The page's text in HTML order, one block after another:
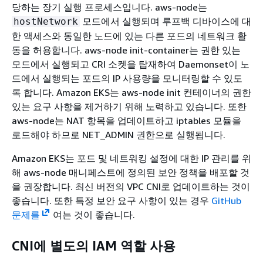
당하는 장기 실행 프로세스입니다. aws-node는
hostNetwork 모드에서 실행되며 루프백 디바이스에 대
한 액세스와 동일한 노드에 있는 다른 포드의 네트워크 활
동을 허용합니다. aws-node init-container는 권한 있는
모드에서 실행되고 CRI 소켓을 탑재하여 Daemonset이 노
드에서 실행되는 포드의 IP 사용량을 모니터링할 수 있도
록 합니다. Amazon EKS는 aws-node init 컨테이너의 권한
있는 요구 사항을 제거하기 위해 노력하고 있습니다. 또한
aws-node는 NAT 항목을 업데이트하고 iptables 모듈을
로드해야 하므로 NET_ADMIN 권한으로 실행됩니다.
Amazon EKS는 포드 및 네트워킹 설정에 대한 IP 관리를 위
해 aws-node 매니페스트에 정의된 보안 정책을 배포할 것
을 권장합니다. 최신 버전의 VPC CNI로 업데이트하는 것이
좋습니다. 또한 특정 보안 요구 사항이 있는 경우 GitHub
문제를
여는 것이 좋습니다.
CNI에 별도의 IAM 역할 사용